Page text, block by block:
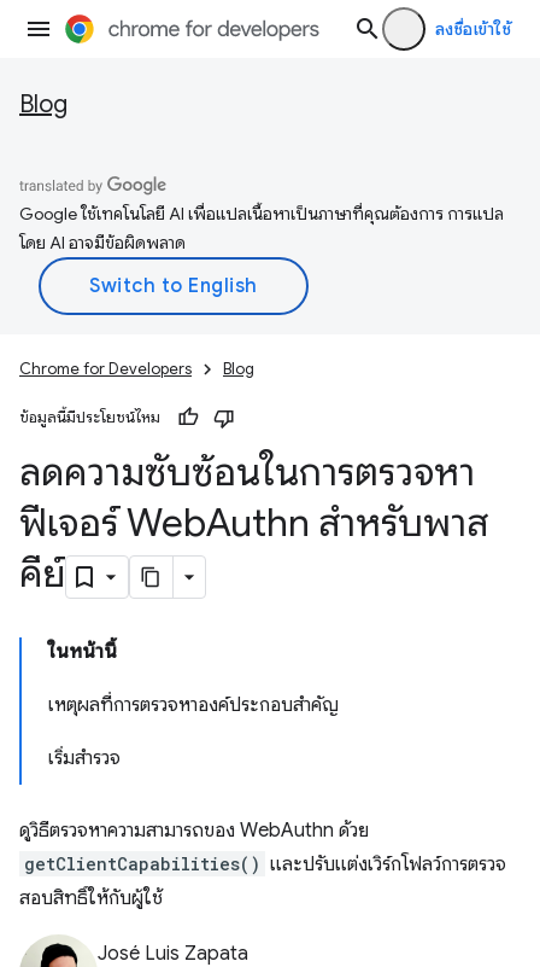
ลงชื่อเข้าใช้
Blog
Google ใช้เทคโนโลยี AI เพื่อแปลเนื้อหาเป็นภาษาที่คุณต้องการ การแปล
โดย AI อาจมีข้อผิดพลาด
Chrome for Developers Blog
ข้อมูลนี้มีประโยชน์ไหม
ลดความซับซ้อนในการตรวจหา
ฟีเจอร์ WebAuthn สำหรับพาส
คีย์
ในหน้านี้
เหตุผลที่การตรวจหาองค์ประกอบสำคัญ
เริ่มสำรวจ
ดูวิธีตรวจหาความสามารถของ WebAuthn ด้วย
getClientCapabilities() และปรับแต่งเวิร์กโฟลว์การตรวจ
สอบสิทธิ์ให้กับผู้ใช้
José Luis Zapata